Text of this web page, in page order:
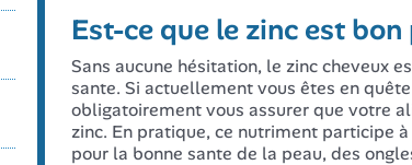
Est-ce que le zinc est
Sans aucune hésitation, le zinc cheveux
sante. Si actuellement vous êtes en
obligatoirement vous assurer que votre
zinc. En pratique, ce nutriment participe
pour la bonne sante de la peau, des